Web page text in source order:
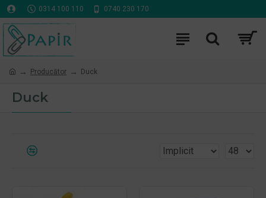
0314 100 110 0740 230 170
Producător Duck
Duck